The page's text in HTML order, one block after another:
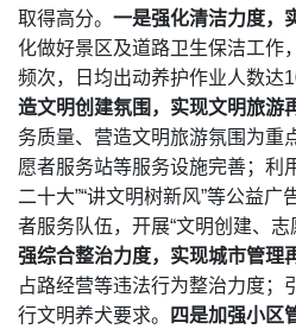
取得高分。 一是强化清洁力度，
化做好景区及道路卫生保洁工作
频次，日均出动养护作业人数达
造文明创建氛围，实现文明旅游
务质量、营造文明旅游氛围为重
愿者服务站等服务设施完善；利
二十大”“讲文明树新风”等公益
者服务队伍，开展“文明创建、志
强综合整治力度，实现城市管理
占路经营等违法行为整治力度；
行文明养犬要求。
四是加强小区